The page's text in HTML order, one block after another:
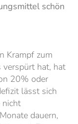
schön
Krampf zum
verspürt hat, hat
20% oder
lässt sich
nicht
dauern,